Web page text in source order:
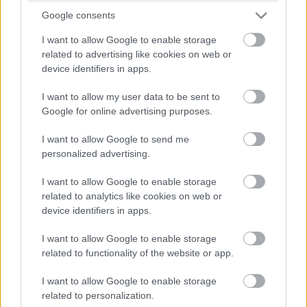
Google consents
I want to allow Google to enable storage
related to advertising like cookies on web or
device identifiers in apps.
I want to allow my user data to be sent to
Google for online advertising purposes.
I want to allow Google to send me
personalized advertising.
I want to allow Google to enable storage
related to analytics like cookies on web or
device identifiers in apps.
I want to allow Google to enable storage
related to functionality of the website or app.
I want to allow Google to enable storage
related to personalization.
14 Υφαντή Ευαγγελία – Φιλαθλητικός ΔΙΑΓΩΝΙΑ 6
15 Καστάνου Λυδία – ΠΑΟ ΔΙΑΓΩΝΙΑ 5
ΚΑΛΥΤΕΡΟ ΛΙΜΠΕΡΟ
1 Ιακωβίδου Ιλιάνα – ΑΡΗΣ ΛΙΜΠΕΡΟ 34
2 Ρόγκα Παναγιώτα – ΠΑΟ ΛΙΜΠΕΡΟ 33
3 Κονόμη Αρέτα – ΟΛΥΜΠΙΑΚΟΣ ΛΙΜΠΕΡΟ 21
4 Αρτακιανού Μαριαλένα – ΑΟ ΘΗΡΑΣ ΛΙΜΠΕΡΟ 20
6 Γεωργιάδου Ευδοξία – ΑΙΑΣ ΕΥΟΣΜΟΥ ΛΙΜΠΕΡΟ 15
7 Αργυροπούλου Μαρίνα – ΗΛΙΟΥΠΟΛΗ ΛΙΜΠΕΡΟ 13
9 Κοκκινάκη Ειρήνη – ΟΛΥΜΠΙΑΚΟΣ ΛΙΜΠΕΡΟ 6
10 Σκυθιώτη Αθηνά ΠΟΡΦΥΡΑΣ ΛΙΜΠΕΡΟ 5
11 Κακουράτου Ξένια – ΑΕΚ ΛΙΜΠΕΡΟ 4
12 Μάρκου Γιάννα – ΗΛΙΟΥΠΟΛΗ ΛΙΜΠΕΡΟ 3